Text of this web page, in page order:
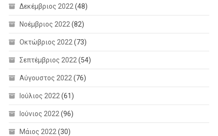
Δεκέμβριος 2022 (48)
Νοέμβριος 2022 (82)
Οκτώβριος 2022 (73)
Σεπτέμβριος 2022 (54)
Αύγουστος 2022 (76)
Ιούλιος 2022 (61)
Ιούνιος 2022 (96)
Μάιος 2022 (30)